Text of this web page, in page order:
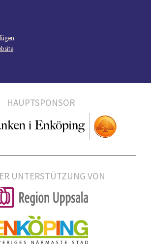
HAUPTSPONSOR
UNTERSTÜTZUNG VON